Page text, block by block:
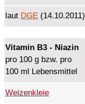
laut DGE (14.10.2011)
Vitamin B3 - Niazin
pro 100 g bzw. pro
100 ml Lebensmittel
Weizenkleie